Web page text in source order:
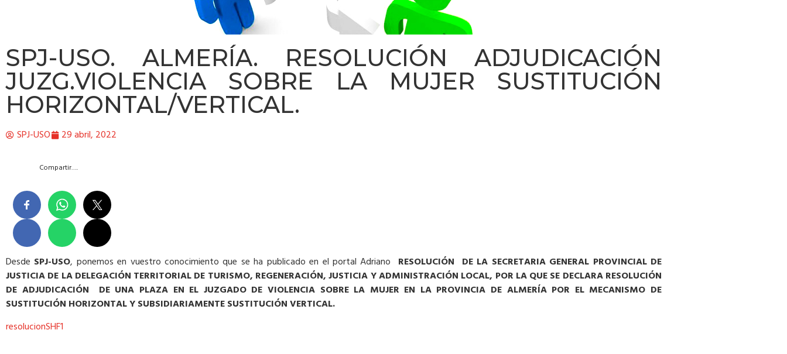
SPJ-USO. ALMERÍA. RESOLUCIÓN ADJUDICACIÓN
JUZG.VIOLENCIA SOBRE LA MUJER SUSTITUCIÓN
HORIZONTAL/VERTICAL.
SPJ-USO 29 abril, 2022
Compartir….
Desde SPJ-USO, ponemos en vuestro conocimiento que se ha publicado en el portal Adriano RESOLUCIÓN DE LA SECRETARIA GENERAL PROVINCIAL DE
JUSTICIA DE LA DELEGACIÓN TERRITORIAL DE TURISMO, REGENERACIÓN, JUSTICIA Y ADMINISTRACIÓN LOCAL, POR LA QUE SE DECLARA RESOLUCIÓN
DE ADJUDICACIÓN DE UNA PLAZA EN EL JUZGADO DE VIOLENCIA SOBRE LA MUJER EN LA PROVINCIA DE ALMERÍA POR EL MECANISMO DE
SUSTITUCIÓN HORIZONTAL Y SUBSIDIARIAMENTE SUSTITUCIÓN VERTICAL.
resolucionSHF1